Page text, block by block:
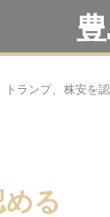
トランプ、株安を
る